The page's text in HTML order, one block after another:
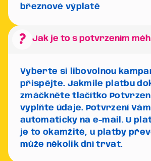
březnové výplatě
question_mark Jak je to s potvrzením
Vyberte si libovolnou
přispějte. Jakmile platbu
zmáčkněte tlačítko
vyplňte údaje. Potvrzení
automaticky na e-mail. U
je to okamžité, u platby
může několik dní trvat.